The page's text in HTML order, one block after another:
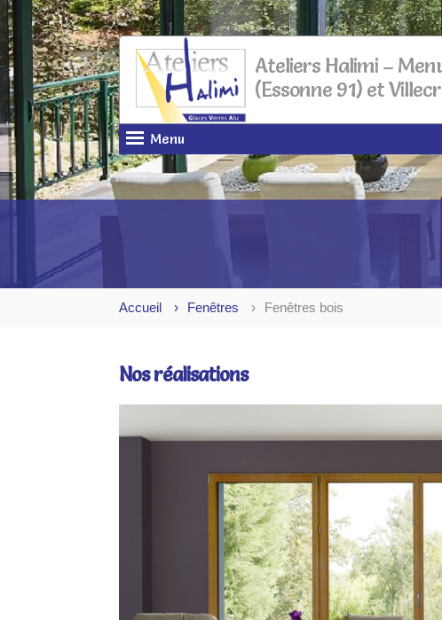
Ateliers Halimi –
(Essonne 91) et
Menu
Accueil Fenêtres Fenêtres bois
Nos réalisations